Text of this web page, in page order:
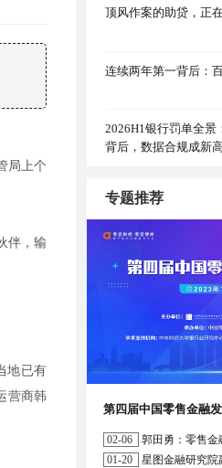
局上个
伴，输
地已有
营商韩
顶风作案的助贷，正
连续两年第一背后：
2026H1银行罚单全景
背后，数据合规成新
专题推荐
第四届中国零售金融
02-06
郭田勇：零售金融
01-20
星图金融研究院副院长薛